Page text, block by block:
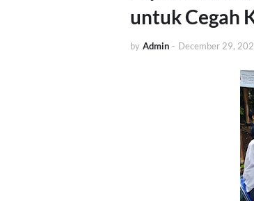
untuk Cegah
by Admin - December 29,